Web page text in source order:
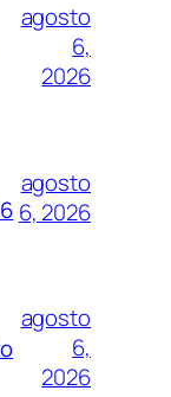
agosto
6,
2026
agosto
6, 2026
agosto
6,
2026